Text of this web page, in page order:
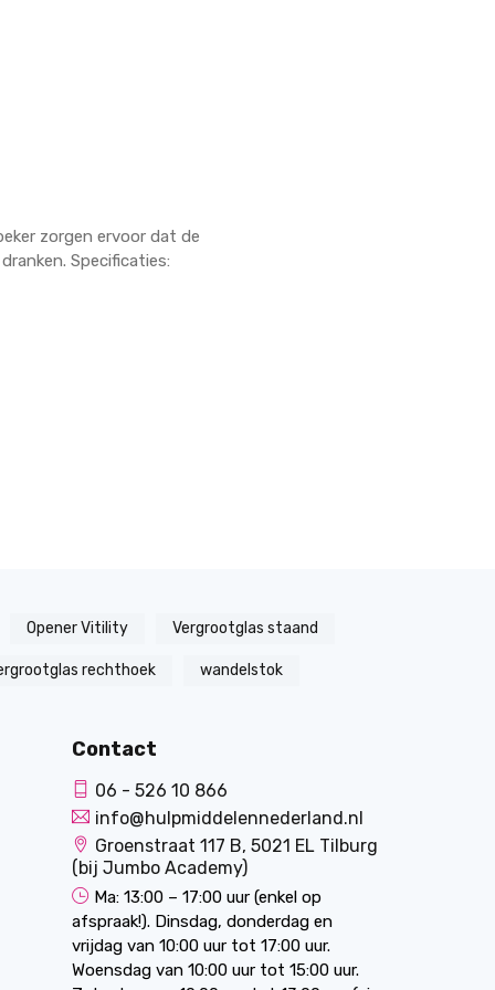
zorgen ervoor dat de
Specificaties:
Opener Vitility Vergrootglas staand
rechthoek wandelstok
Contact
06 - 526 10 866
info@hulpmiddelennederland.nl
Groenstraat 117 B, 5021 EL Tilburg
(bij Jumbo Academy)
Ma: 13:00 – 17:00 uur (enkel op
afspraak!). Dinsdag, donderdag en
vrijdag van 10:00 uur tot 17:00 uur.
Woensdag van 10:00 uur tot 15:00 uur.